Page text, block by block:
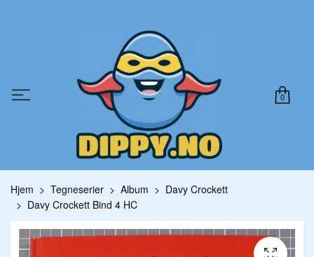
0
Hjem Tegneserier Album
Davy Crockett
Davy Crockett Bind 4 HC